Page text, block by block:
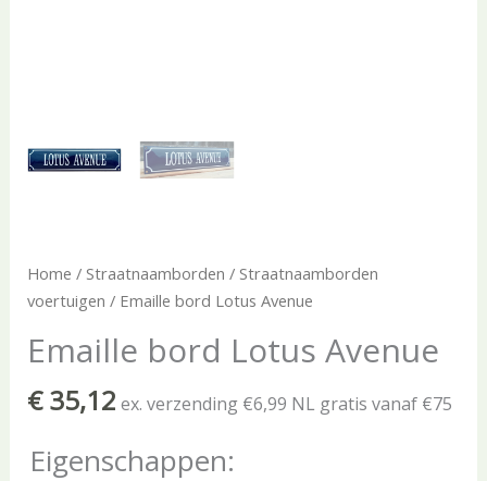
Home / Straatnaamborden / Straatnaamborden
voertuigen / Emaille bord Lotus Avenue
Emaille bord Lotus Avenue
€35,12 ex. verzending €6,99 NL gratis vanaf €75
Eigenschappen: